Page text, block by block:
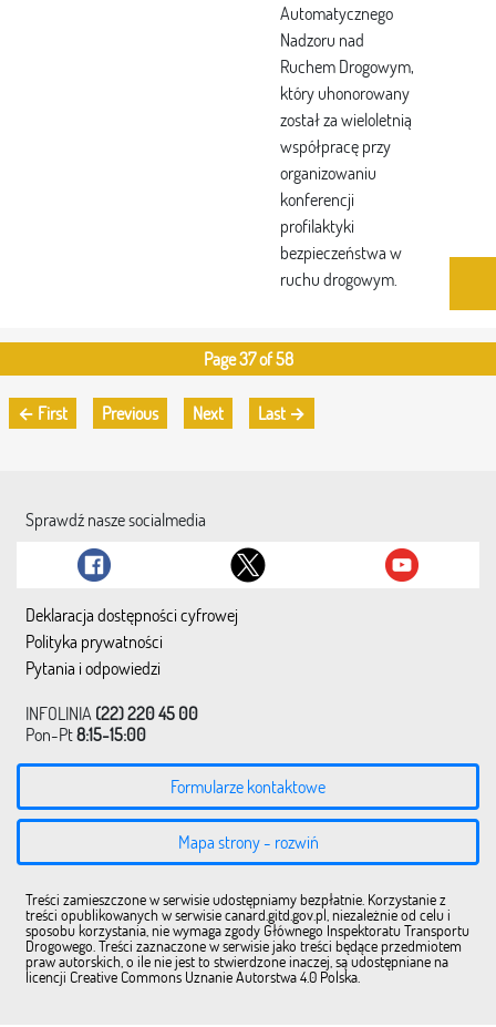
Automatycznego
Nadzoru nad
Ruchem Drogowym,
który uhonorowany
został za wieloletnią
współpracę przy
organizowaniu
konferencji
profilaktyki
bezpieczeństwa w
ruchu drogowym.
Page 37 of 58
← First Previous Next Last →
Sprawdź nasze socialmedia
Deklaracja dostępności cyfrowej
Polityka prywatności
Pytania i odpowiedzi
INFOLINIA (22) 220 45 00
Pon-Pt8:15-15:00
Formularze kontaktowe
Mapa strony - rozwiń
Treści zamieszczone w serwisie udostępniamy bezpłatnie. Korzystanie z
treści opublikowanych w serwisie canard.gitd.gov.pl, niezależnie od celu i
sposobu korzystania, nie wymaga zgody Głównego Inspektoratu Transportu
Drogowego. Treści zaznaczone w serwisie jako treści będące przedmiotem
praw autorskich, o ile nie jest to stwierdzone inaczej, są udostępniane na
licencji Creative Commons Uznanie Autorstwa 4.0 Polska.